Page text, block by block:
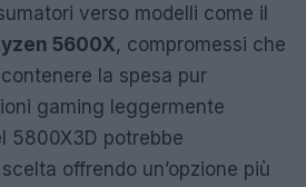
verso modelli come il
5600X, compromessi che
la spesa pur
gaming leggermente
5800X3D potrebbe
offrendo un’opzione più